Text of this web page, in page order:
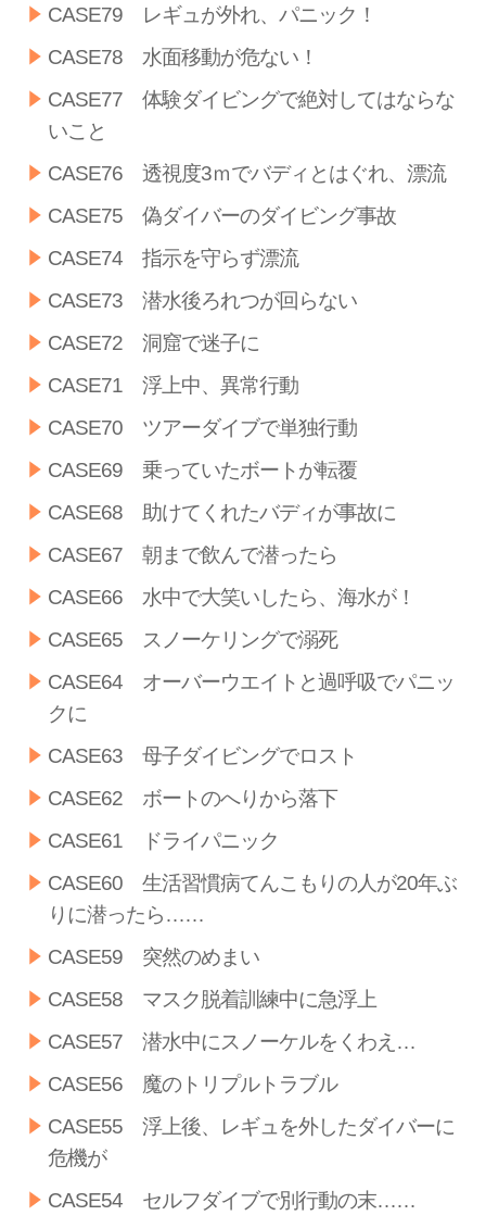
CASE79 レギュが外れ、パニック！
CASE78 水面移動が危ない！
CASE77 体験ダイビングで絶対してはならな
いこと
CASE76 透視度3ｍでバディとはぐれ、漂流
CASE75 偽ダイバーのダイビング事故
CASE74 指示を守らず漂流
CASE73 潜水後ろれつが回らない
CASE72 洞窟で迷子に
CASE71 浮上中、異常行動
CASE70 ツアーダイブで単独行動
CASE69 乗っていたボートが転覆
CASE68 助けてくれたバディが事故に
CASE67 朝まで飲んで潜ったら
CASE66 水中で大笑いしたら、海水が！
CASE65 スノーケリングで溺死
CASE64 オーバーウエイトと過呼吸でパニッ
クに
CASE63 母子ダイビングでロスト
CASE62 ボートのへりから落下
CASE61 ドライパニック
CASE60 生活習慣病てんこもりの人が20年ぶ
りに潜ったら……
CASE59 突然のめまい
CASE58 マスク脱着訓練中に急浮上
CASE57 潜水中にスノーケルをくわえ…
CASE56 魔のトリプルトラブル
CASE55 浮上後、レギュを外したダイバーに
危機が
CASE54 セルフダイブで別行動の末……